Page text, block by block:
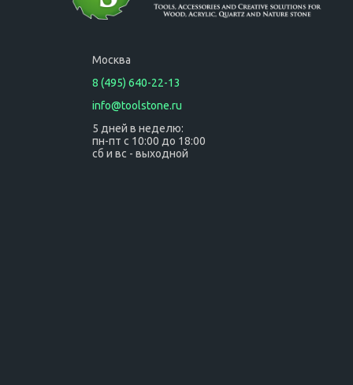
Москва
8 (495) 640-22-13
info@toolstone.ru
5 дней в неделю:
пн-пт с 10:00 до 18:00
сб и вс - выходной